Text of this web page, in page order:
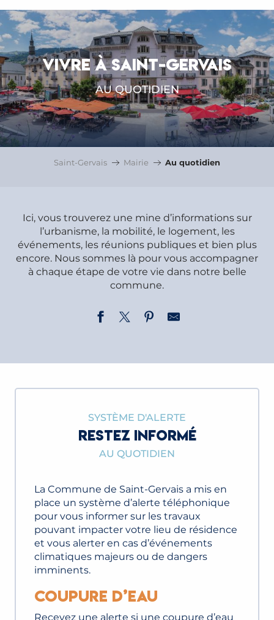
VIVRE À SAINT-GERVAIS
AU QUOTIDIEN
Saint-Gervais Mairie Au quotidien
Ici, vous trouverez une mine d’informations sur
l’urbanisme, la mobilité, le logement, les
événements, les réunions publiques et bien plus
encore. Nous sommes là pour vous accompagner
à chaque étape de votre vie dans notre belle
commune.
SYSTÈME D'ALERTE
RESTEZ INFORMÉ
AU QUOTIDIEN
La Commune de Saint-Gervais a mis en
place un système d’alerte téléphonique
pour vous informer sur les travaux
pouvant impacter votre lieu de résidence
et vous alerter en cas d’événements
climatiques majeurs ou de dangers
imminents.
Coupure d’eau
Recevez une alerte si une coupure d’eau